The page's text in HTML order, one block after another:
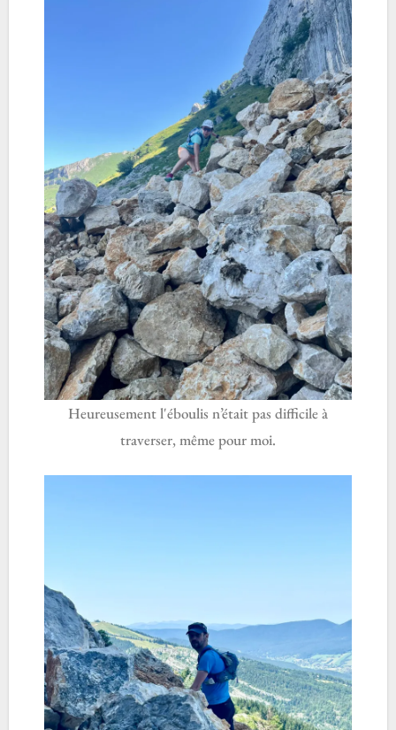
Heureusement l'éboulis n’était pas difficile à
traverser, même pour moi.